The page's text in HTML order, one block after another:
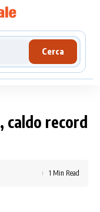
Cerca
caldo record
1 Min Read